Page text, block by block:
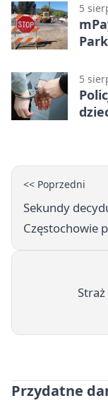
5
5
<< Poprzedni
Sekundy
Częstochowie
Przydatne